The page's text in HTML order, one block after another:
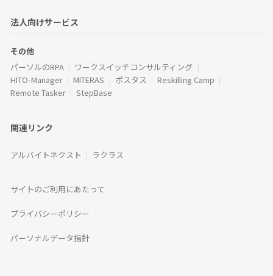
法人向けサービス
その他
パーソルのRPA
ワークスイッチコンサルティング
HITO-Manager
MITERAS ポスタス
Reskilling Camp
Remote Tasker
StepBase
関連リンク
アルバイトネクスト ラクラス
サイトのご利用にあたって
プライバシーポリシー
パーソナルデータ指針